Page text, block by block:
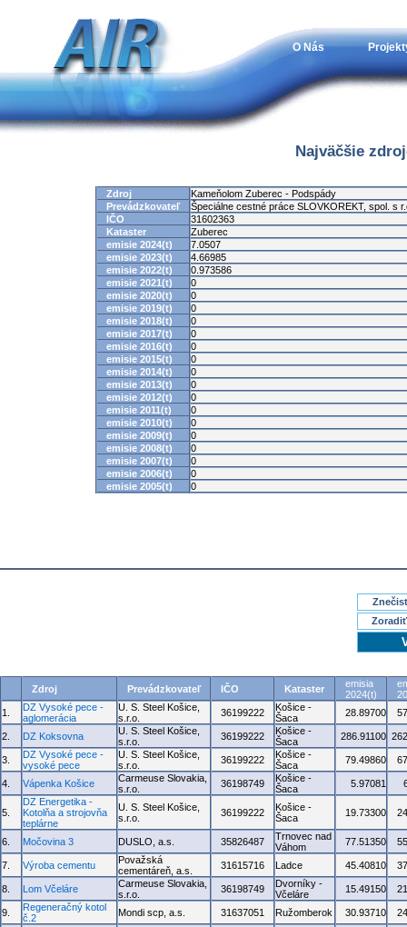
O Nás
Najväčšie
Zdroj
Kameňolom Zuberec - Podspády
Prevádzkovateľ
Špeciálne cestné práce SLOVKOREKT, spol. s
IČO
31602363
Kataster
Zuberec
emisie 2024(t)
7.0507
emisie 2023(t)
4.66985
emisie 2022(t)
0.973586
emisie 2021(t)
0
emisie 2020(t)
0
emisie 2019(t)
0
emisie 2018(t)
0
emisie 2017(t)
0
emisie 2016(t)
0
emisie 2015(t)
0
emisie 2014(t)
0
emisie 2013(t)
0
emisie 2012(t)
0
emisie 2011(t)
0
emisie 2010(t)
0
emisie 2009(t)
0
emisie 2008(t)
0
emisie 2007(t)
0
emisie 2006(t)
0
emisie 2005(t)
0
Zdroj Prevádzkovateľ IČO Kataster
emisia
2024(t)
1.
DZ Vysoké pece -
aglomerácia
U. S. Steel Košice,
s.r.o.
36199222
Košice -
Šaca
28.89700
2. DZ Koksovna
U. S. Steel Košice,
s.r.o.
36199222
Košice -
Šaca
286.91100
3.
DZ Vysoké pece -
vysoké pece
U. S. Steel Košice,
s.r.o.
36199222
Košice -
Šaca
79.49860
4. Vápenka Košice
Carmeuse Slovakia,
s.r.o.
36198749
Košice -
Šaca
5.97081
5.
DZ Energetika -
Kotolňa a strojovňa
teplárne
U. S. Steel Košice,
s.r.o.
36199222
Košice -
Šaca
19.73300
6. Močovina 3 DUSLO, a.s. 35826487
Trnovec nad
Váhom
77.51350
7. Výroba cementu
Považská
cementáreň, a.s.
31615716 Ladce 45.40810
8. Lom Včeláre
Carmeuse Slovakia,
s.r.o.
36198749
Dvorníky -
Včeláre
15.49150
9.
Regeneračný kotol
č.2
Mondi scp, a.s. 31637051 Ružomberok 30.93710